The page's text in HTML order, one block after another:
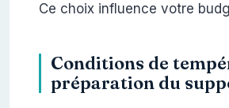
Ce choix influence votre
Conditions de
préparation du